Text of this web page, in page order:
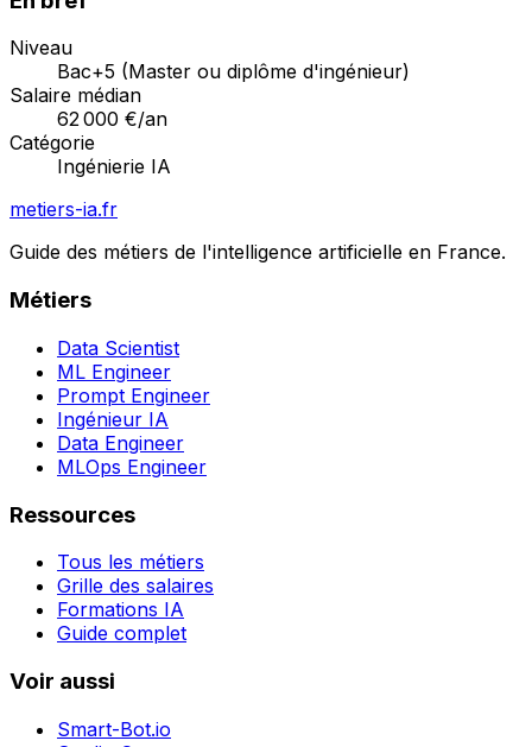
Niveau
Bac+5 (Master ou diplôme d'ingénieur)
Salaire médian
62 000 €/an
Catégorie
Ingénierie IA
metiers-ia.fr
Guide des métiers de l'intelligence artificielle en France.
Métiers
Data Scientist
ML Engineer
Prompt Engineer
Ingénieur IA
Data Engineer
MLOps Engineer
Ressources
Tous les métiers
Grille des salaires
Formations IA
Guide complet
Voir aussi
Smart-Bot.io